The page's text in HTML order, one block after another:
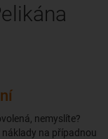
nemyslíte?
na případnou